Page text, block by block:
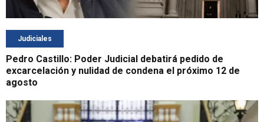
Judiciales
Pedro Castillo: Poder Judicial debatirá pedido de
excarcelación y nulidad de condena el próximo 12 de
agosto